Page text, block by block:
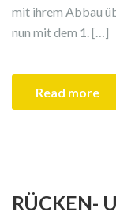
mit ihrem Abbau
nun mit dem 1. […]
Read more
RÜCKEN-